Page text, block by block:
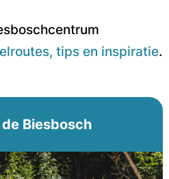
tips en inspiratie.
Biesbosch